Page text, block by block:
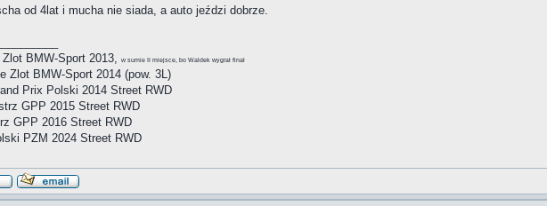
od 4lat i mucha nie siada, a auto jeździ dobrze.
Zlot BMW-Sport 2013,
w sumie II miejsce, bo Waldek wygrał finał
Zlot BMW-Sport 2014 (pow. 3L)
Prix Polski 2014 Street RWD
GPP 2015 Street RWD
GPP 2016 Street RWD
PZM 2024 Street RWD